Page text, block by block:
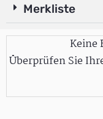
Merkliste
Keine
Überprüfen Sie